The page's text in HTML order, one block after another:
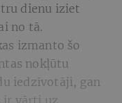
dienu iziet
no tā.
izmanto šo
nokļūtu
iedzīvotāji, gan
ir vārti uz